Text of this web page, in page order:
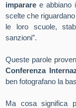
imparare e abbiano
scelte che
le loro scuole,
sanzioni”.
Queste parole
Conferenza
ben fotografano la
Ma cosa significa